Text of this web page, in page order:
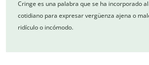
Cringe es una palabra que se ha incorporado
cotidiano para expresar vergüenza ajena o
ridículo o incómodo.